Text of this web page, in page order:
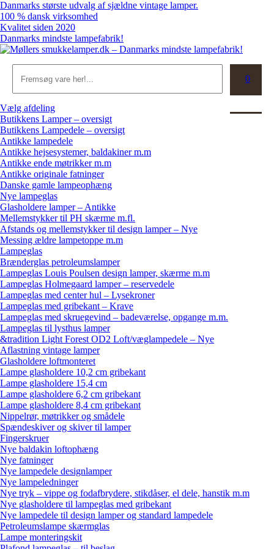
Skip
to
content
Danmarks største udvalg af sjældne vintage lamper.
100 % dansk virksomhed
Kvalitet siden 2020
Danmarks mindste lampefabrik!
0
Vælg afdeling
Butikkens Lamper – oversigt
Butikkens Lampedele – oversigt
Antikke lampedele
Antikke hejsesystemer, baldakiner m.m
Antikke ende møtrikker m.m
Antikke originale fatninger
Danske gamle lampeophæng
Nye lampeglas
Glasholdere lamper – Antikke
Mellemstykker til PH skærme m.fl.
Afstands og mellemstykker til design lamper – Nye
Messing ældre lampetoppe m.m
Lampeglas
Brænderglas petroleumslamper
Lampeglas Louis Poulsen design lamper, skærme m.m
Lampeglas Holmegaard lamper – reservedele
Lampeglas med center hul – Lysekroner
Lampeglas med gribekant – Krave
Lampeglas med skruegevind – badeværelse, opgange m.m.
Lampeglas til lysthus lamper
&tradition Light Forest OD2 Loft/væglampedele – Nye
Aflastning vintage lamper
Glasholdere loftmonteret
Lampe glasholdere 10,2 cm gribekant
Lampe glasholdere 15,4 cm
Lampe glasholdere 6,2 cm gribekant
Lampe glasholdere 8,4 cm gribekant
Nippelrør, møtrikker og smådele
Spændeskiver og skiver til lamper
Fingerskruer
Nye baldakin loftophæng
Nye fatninger
Nye lampedele designlamper
Nye lampeledninger
Nye tryk – vippe og fodafbrydere, stikdåser, el dele, hanstik m.m
Nye glasholdere til lampeglas med gribekant
Nye lampedele til design lamper og standard lampedele
Petroleumslampe skærmglas
Lampe monteringskit